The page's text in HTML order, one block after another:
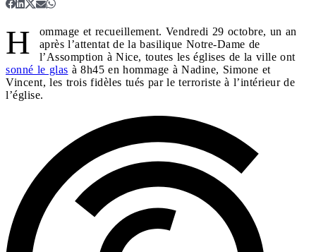
H
ommage et recueillement. Vendredi 29 octobre, un an
après l’attentat de la basilique Notre-Dame de
l’Assomption à Nice, toutes les églises de la ville ont
sonné le glas à 8h45 en hommage à Nadine, Simone et
Vincent, les trois fidèles tués par le terroriste à l’intérieur de
l’église.